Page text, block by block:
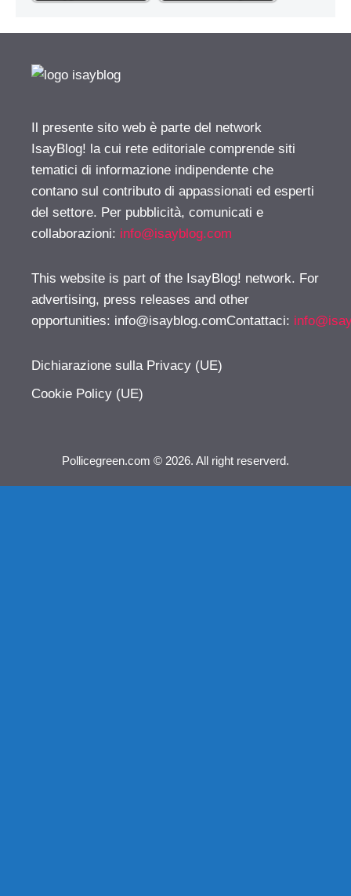
Il presente sito web è parte del network
IsayBlog! la cui rete editoriale comprende siti
tematici di informazione indipendente che
contano sul contributo di appassionati ed esperti
del settore. Per pubblicità, comunicati e
collaborazioni: info@isayblog.com
This website is part of the IsayBlog! network. For
advertising, press releases and other
opportunities: info@isayblog.comContattaci:
Dichiarazione sulla Privacy (UE)
Cookie Policy (UE)
Pollicegreen.com © 2026. All right reserverd.